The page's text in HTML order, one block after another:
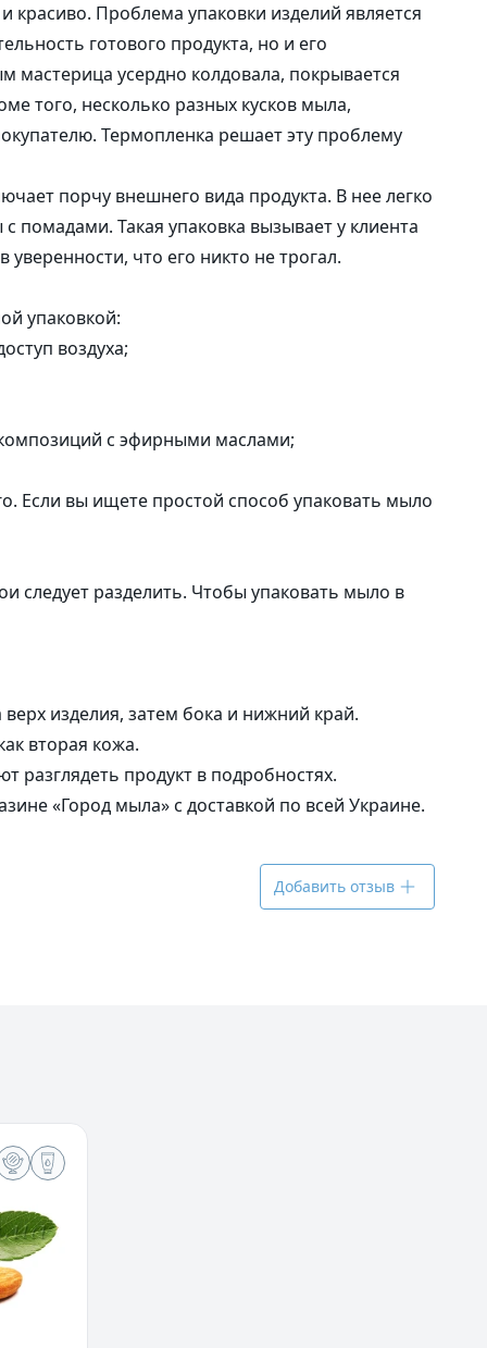
Альгинатные маски
Проблема упаковки изделий является
готового продукта, но и его
мастерица усердно колдовала, покрывается
того, несколько разных кусков мыла,
Термопленка решает эту проблему
порчу внешнего вида продукта. В нее легко
Такая упаковка вызывает у клиента
что его никто не трогал.
упаковкой:
воздуха;
с эфирными маслами;
Если вы ищете простой способ упаковать мыло
следует разделить. Чтобы упаковать мыло в
изделия, затем бока и нижний край.
вторая кожа.
разглядеть продукт в подробностях.
«Город мыла» с доставкой по всей Украине.
Добавить отзыв